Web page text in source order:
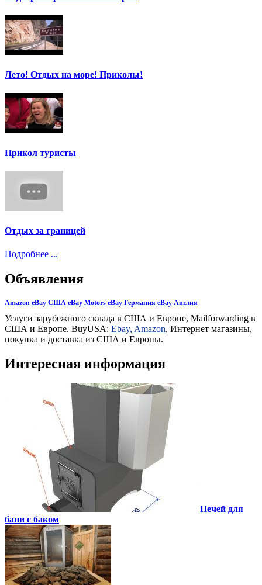
Лето! Отдых на море! Приколы!
Прикол туристы
Отдых за границей
Подробнее ...
Объявления
Amazon eBay США eBay Motors eBay Германия eBay Англия
Услуги зарубежного склада в США и Европе, Mailforwarding в
США и Европе. BuyUSA: Ebay, Amazon, Интернет магазины,
покупка и доставка из США и Европы.
Интересная информация
Печей для
бани с баком